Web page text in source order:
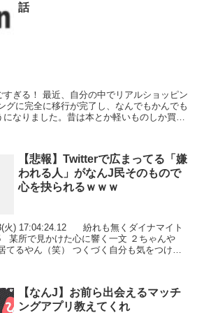
話
ぎる！ 最近、自分の中でリアルショッピン
グに完全に移行が完了し、なんでもかんでも
なりました。昔は本とか軽いものしか買わ
【悲報】Twitterで広まってる「嫌
われる人」がなんJ民そのもので
心を抉られるｗｗｗ
火) 17:04:24.12 紛れも無くダイナマイト
某所で見かけた心に響く一文 ２ちゃんや
てるやん（笑） つくづく自分も気をつけよ
【なんJ】お前ら出会えるマッチ
ングアプリ教えてくれ